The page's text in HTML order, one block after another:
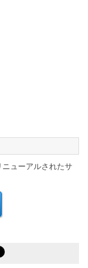
ューアルされたサ